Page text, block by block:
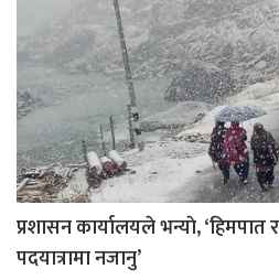
प्रशासन कार्यालयले भन्याे, ‘हिमपात
पदयात्रामा नजानु’